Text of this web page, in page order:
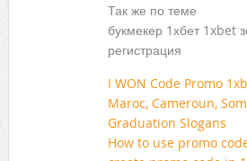
Так же по теме
букмекер 1хбет 1xbet
регистрация
I WON Code Promo
Maroc, Cameroun,
Graduation Slogans
How to use promo